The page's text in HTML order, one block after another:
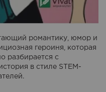
романтику, юмор и
героиня, которая
разбирается с
в стиле STEM-